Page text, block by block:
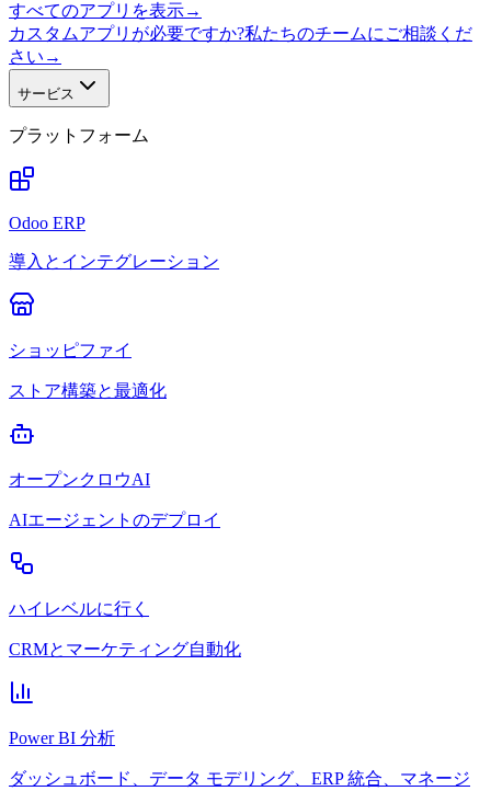
すべてのアプリを表示→
カスタムアプリが必要ですか?私たちのチームにご相談くだ
さい →
サービス
プラットフォーム
Odoo ERP
導入とインテグレーション
ショッピファイ
ストア構築と最適化
オープンクロウAI
AIエージェントのデプロイ
ハイレベルに行く
CRMとマーケティング自動化
Power BI 分析
ダッシュボード、データ モデリング、ERP 統合、マネージ